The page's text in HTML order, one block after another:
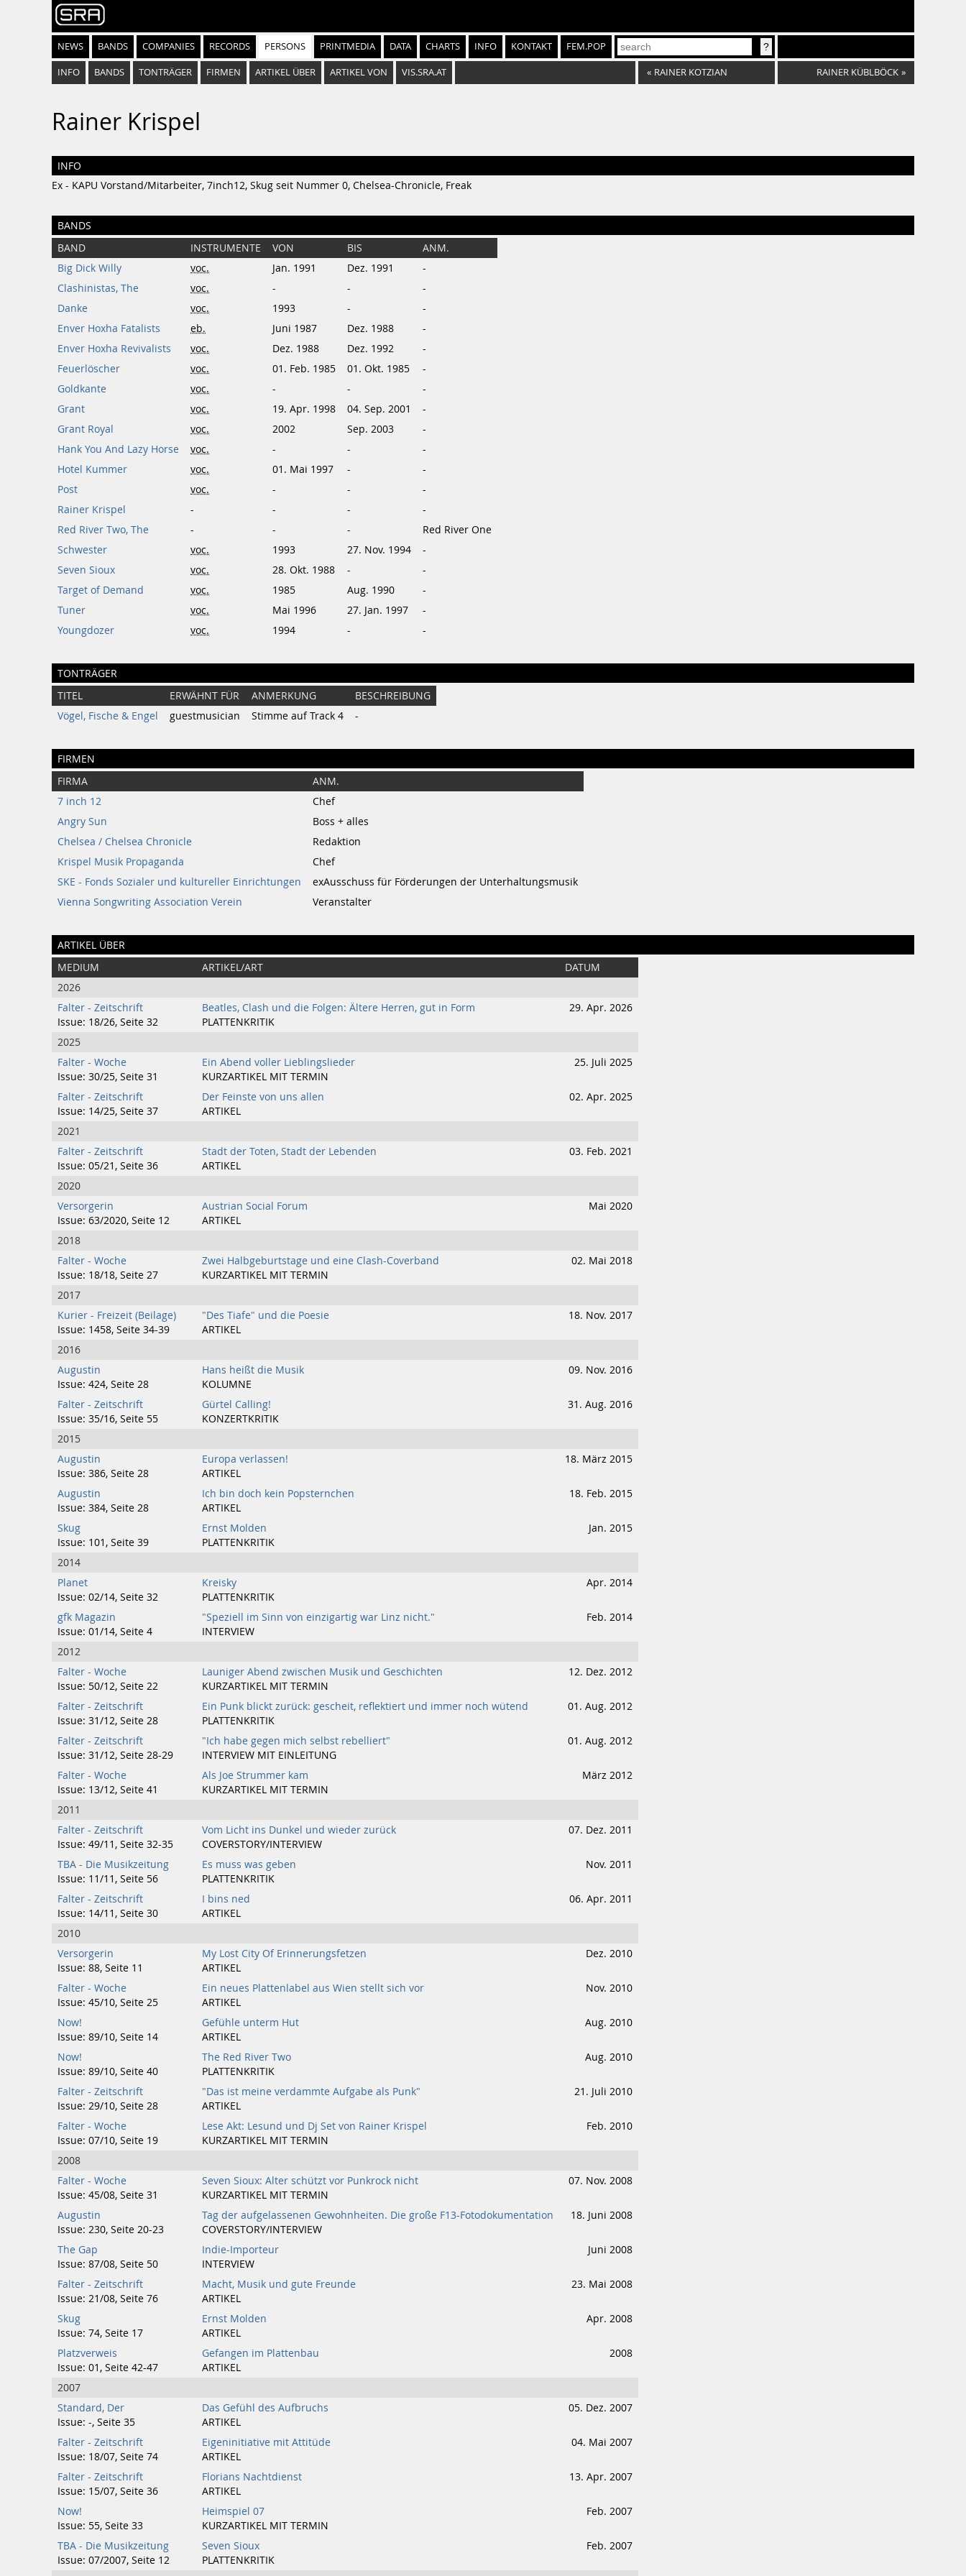
NEWS BANDS COMPANIES RECORDS PERSONS PRINTMEDIA DATA CHARTS INFO KONTAKT FEM.POP
INFO BANDS TONTRÄGER FIRMEN ARTIKEL ÜBER ARTIKEL VON VIS.SRA.AT « RAINER KOTZIAN RAINER KÜBLBÖCK »
Rainer Krispel
INFO
Ex - KAPU Vorstand/Mitarbeiter, 7inch12, Skug seit Nummer 0, Chelsea-Chronicle, Freak
BANDS
BAND INSTRUMENTE VON BIS
ANM.
Big Dick Willy
voc. Jan. 1991 Dez. 1991
-
Clashinistas, The
voc. - -
-
Danke
voc. 1993 -
-
Enver Hoxha Fatalists
eb. Juni 1987 Dez. 1988
-
Enver Hoxha Revivalists
voc. Dez. 1988 Dez. 1992
-
Feuerlöscher
voc. 01. Feb. 1985 01. Okt. 1985
-
Goldkante
voc. - -
-
Grant
voc. 19. Apr. 1998 04. Sep. 2001
-
Grant Royal
voc. 2002 Sep. 2003
-
Hank You And Lazy Horse
voc. - -
-
Hotel Kummer
voc. 01. Mai 1997 -
-
Post
voc. - -
-
Rainer Krispel
- - -
-
Red River Two, The
- - -
Red River One
Schwester
voc. 1993 27. Nov. 1994
-
Seven Sioux
voc. 28. Okt. 1988 -
-
Target of Demand
voc. 1985 Aug. 1990
-
Tuner
voc. Mai 1996 27. Jan. 1997
-
Youngdozer
voc. 1994 - -
TONTRÄGER
TITEL ERWÄHNT FÜR ANMERKUNG
BESCHREIBUNG
Vögel, Fische & Engel
guestmusician Stimme auf Track 4 -
FIRMEN
FIRMA
ANM.
7 inch 12
Chef
Angry Sun
Boss + alles
Chelsea / Chelsea Chronicle
Redaktion
Krispel Musik Propaganda
Chef
SKE - Fonds Sozialer und kultureller Einrichtungen
exAusschuss für Förderungen der Unterhaltungsmusik
Vienna Songwriting Association Verein
Veranstalter
ARTIKEL ÜBER
MEDIUM ARTIKEL/ART
DATUM
2026
Falter - Zeitschrift
Issue: 18/26, Seite 32
Beatles, Clash und die Folgen: Ältere Herren, gut in Form
PLATTENKRITIK
29. Apr. 2026
2025
Falter - Woche
Issue: 30/25, Seite 31
Ein Abend voller Lieblingslieder
KURZARTIKEL MIT TERMIN
25. Juli 2025
Falter - Zeitschrift
Issue: 14/25, Seite 37
Der Feinste von uns allen
ARTIKEL
02. Apr. 2025
2021
Falter - Zeitschrift
Issue: 05/21, Seite 36
Stadt der Toten, Stadt der Lebenden
ARTIKEL
03. Feb. 2021
2020
Versorgerin
Issue: 63/2020, Seite 12
Austrian Social Forum
ARTIKEL
Mai 2020
2018
Falter - Woche
Issue: 18/18, Seite 27
Zwei Halbgeburtstage und eine Clash-Coverband
KURZARTIKEL MIT TERMIN
02. Mai 2018
2017
Kurier - Freizeit (Beilage)
Issue: 1458, Seite 34-39
"Des Tiafe" und die Poesie
ARTIKEL
18. Nov. 2017
2016
Augustin
Issue: 424, Seite 28
Hans heißt die Musik
KOLUMNE
09. Nov. 2016
Falter - Zeitschrift
Issue: 35/16, Seite 55
Gürtel Calling!
KONZERTKRITIK
31. Aug. 2016
2015
Augustin
Issue: 386, Seite 28
Europa verlassen!
ARTIKEL
18. März 2015
Augustin
Issue: 384, Seite 28
Ich bin doch kein Popsternchen
ARTIKEL
18. Feb. 2015
Skug
Issue: 101, Seite 39
Ernst Molden
PLATTENKRITIK
Jan. 2015
2014
Planet
Issue: 02/14, Seite 32
Kreisky
PLATTENKRITIK
Apr. 2014
gfk Magazin
Issue: 01/14, Seite 4
"Speziell im Sinn von einzigartig war Linz nicht."
INTERVIEW
Feb. 2014
2012
Falter - Woche
Issue: 50/12, Seite 22
Launiger Abend zwischen Musik und Geschichten
KURZARTIKEL MIT TERMIN
12. Dez. 2012
Falter - Zeitschrift
Issue: 31/12, Seite 28
Ein Punk blickt zurück: gescheit, reflektiert und immer noch wütend
PLATTENKRITIK
01. Aug. 2012
Falter - Zeitschrift
Issue: 31/12, Seite 28-29
"Ich habe gegen mich selbst rebelliert"
INTERVIEW MIT EINLEITUNG
01. Aug. 2012
Falter - Woche
Issue: 13/12, Seite 41
Als Joe Strummer kam
KURZARTIKEL MIT TERMIN
März 2012
2011
Falter - Zeitschrift
Issue: 49/11, Seite 32-35
Vom Licht ins Dunkel und wieder zurück
COVERSTORY/INTERVIEW
07. Dez. 2011
TBA - Die Musikzeitung
Issue: 11/11, Seite 56
Es muss was geben
PLATTENKRITIK
Nov. 2011
Falter - Zeitschrift
Issue: 14/11, Seite 30
I bins ned
ARTIKEL
06. Apr. 2011
2010
Versorgerin
Issue: 88, Seite 11
My Lost City Of Erinnerungsfetzen
ARTIKEL
Dez. 2010
Falter - Woche
Issue: 45/10, Seite 25
Ein neues Plattenlabel aus Wien stellt sich vor
ARTIKEL
Nov. 2010
Now!
Issue: 89/10, Seite 14
Gefühle unterm Hut
ARTIKEL
Aug. 2010
Now!
Issue: 89/10, Seite 40
The Red River Two
PLATTENKRITIK
Aug. 2010
Falter - Zeitschrift
Issue: 29/10, Seite 28
"Das ist meine verdammte Aufgabe als Punk"
ARTIKEL
21. Juli 2010
Falter - Woche
Issue: 07/10, Seite 19
Lese Akt: Lesund und Dj Set von Rainer Krispel
KURZARTIKEL MIT TERMIN
Feb. 2010
2008
Falter - Woche
Issue: 45/08, Seite 31
Seven Sioux: Alter schützt vor Punkrock nicht
KURZARTIKEL MIT TERMIN
07. Nov. 2008
Augustin
Issue: 230, Seite 20-23
Tag der aufgelassenen Gewohnheiten. Die große F13-Fotodokumentation
COVERSTORY/INTERVIEW
18. Juni 2008
The Gap
Issue: 87/08, Seite 50
Indie-Importeur
INTERVIEW
Juni 2008
Falter - Zeitschrift
Issue: 21/08, Seite 76
Macht, Musik und gute Freunde
ARTIKEL
23. Mai 2008
Skug
Issue: 74, Seite 17
Ernst Molden
ARTIKEL
Apr. 2008
Platzverweis
Issue: 01, Seite 42-47
Gefangen im Plattenbau
ARTIKEL
2008
2007
Standard, Der
Issue: -, Seite 35
Das Gefühl des Aufbruchs
ARTIKEL
05. Dez. 2007
Falter - Zeitschrift
Issue: 18/07, Seite 74
Eigeninitiative mit Attitüde
ARTIKEL
04. Mai 2007
Falter - Zeitschrift
Issue: 15/07, Seite 36
Florians Nachtdienst
ARTIKEL
13. Apr. 2007
Now!
Issue: 55, Seite 33
Heimspiel 07
KURZARTIKEL MIT TERMIN
Feb. 2007
TBA - Die Musikzeitung
Issue: 07/2007, Seite 12
Seven Sioux
PLATTENKRITIK
Feb. 2007